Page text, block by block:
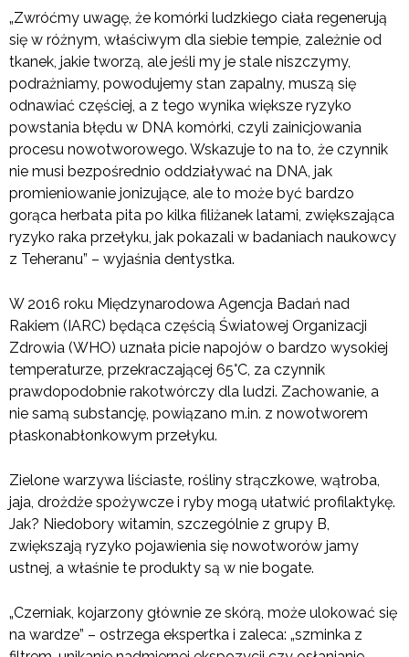
„Zwróćmy uwagę, że komórki ludzkiego ciała regenerują
się w różnym, właściwym dla siebie tempie, zależnie od
tkanek, jakie tworzą, ale jeśli my je stale niszczymy,
podrażniamy, powodujemy stan zapalny, muszą się
odnawiać częściej, a z tego wynika większe ryzyko
powstania błędu w DNA komórki, czyli zainicjowania
procesu nowotworowego. Wskazuje to na to, że czynnik
nie musi bezpośrednio oddziaływać na DNA, jak
promieniowanie jonizujące, ale to może być bardzo
gorąca herbata pita po kilka filiżanek latami, zwiększająca
ryzyko raka przełyku, jak pokazali w badaniach naukowcy
z Teheranu” – wyjaśnia dentystka.
W 2016 roku Międzynarodowa Agencja Badań nad
Rakiem (IARC) będąca częścią Światowej Organizacji
Zdrowia (WHO) uznała picie napojów o bardzo wysokiej
temperaturze, przekraczającej 65°C, za czynnik
prawdopodobnie rakotwórczy dla ludzi. Zachowanie, a
nie samą substancję, powiązano m.in. z nowotworem
płaskonabłonkowym przełyku.
Zielone warzywa liściaste, rośliny strączkowe, wątroba,
jaja, drożdże spożywcze i ryby mogą ułatwić profilaktykę.
Jak? Niedobory witamin, szczególnie z grupy B,
zwiększają ryzyko pojawienia się nowotworów jamy
ustnej, a właśnie te produkty są w nie bogate.
„Czerniak, kojarzony głównie ze skórą, może ulokować się
na wardze” – ostrzega ekspertka i zaleca: „szminka z